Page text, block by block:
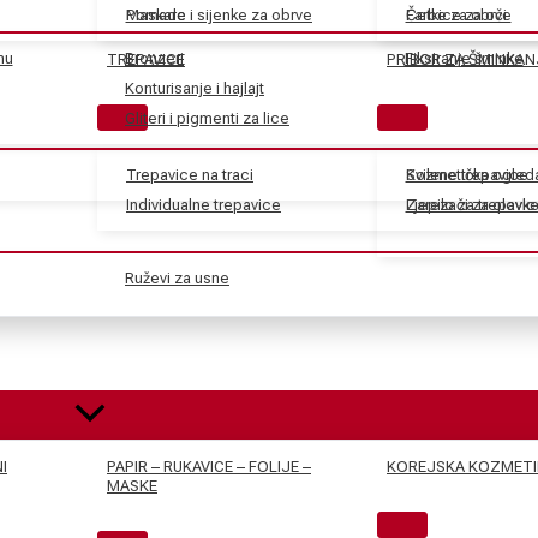
Bronzeri
Konturisanje i hajlajt
Gliteri i pigmenti za lice
Fiksiranje šminke
Ruževi za usne
Maskare
Pomade i sijenke za obrve
Farbe za obrve
TREPAVICE
Trepavice na traci
Individualne trepavice
Svilene trepavice
Ljepilo za
Četkice za oči
PRIBOR ZA
Kozmetička
Zarezači za olovke
PAPIR – RUKAVICE – FOLIJE –
MASKE
KOREJSKA